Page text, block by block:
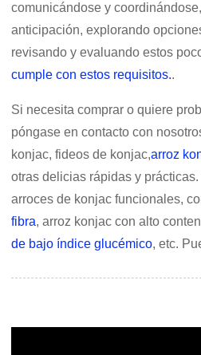
comunicándose y
anticipación, explorando
revisando y evaluando estos
cumple con estos requisitos..
Si necesita comprar o quiere
póngase en contacto con
konjac, fideos de konjac,arroz
otras delicias rápidas y
arroces de konjac funcionales,
fibra, arroz konjac con alto
de bajo índice glucémico, etc.